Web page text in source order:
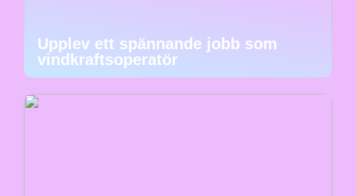
Upplev ett spännande jobb som
vindkraftsoperatör